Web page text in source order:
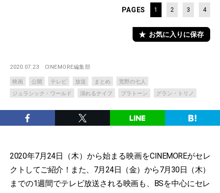
PAGES 1 2 3 4
お気に入りに保存
2020.07.23 CINEMORE編集部
映画 公開 テレビ 放送 まとめ
荒野の七人
ジュラシック・ワールド
溺れるナイフ プラトーン グラン・トリノ
2020年7月24日（木）から始まる映画をCINEMOREがセレ
クトしてご紹介！また、7月24日（金）から7月30日（木）
までの1週間でテレビ放送される映画も、BSを中心にセレ